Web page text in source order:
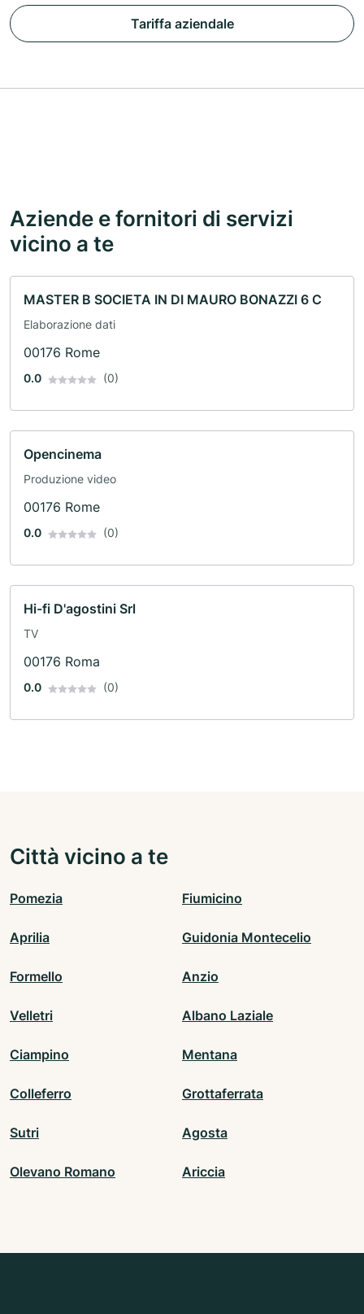
Tariffa aziendale
Aziende e fornitori di servizi
vicino a te
MASTER B SOCIETA IN DI MAURO BONAZZI 6 C
Elaborazione dati
00176 Rome
0.0 (0)
Opencinema
Produzione video
00176 Rome
0.0 (0)
Hi-fi D'agostini Srl
TV
00176 Roma
0.0 (0)
Città vicino a te
Pomezia Fiumicino
Aprilia Guidonia Montecelio
Formello Anzio
Velletri Albano Laziale
Ciampino Mentana
Colleferro Grottaferrata
Sutri Agosta
Olevano Romano Ariccia